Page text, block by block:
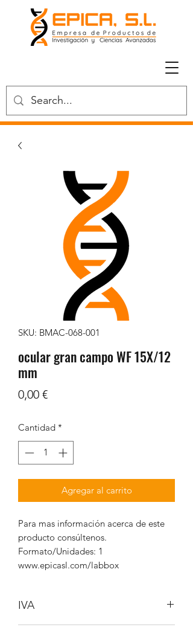
SKU: BMAC-068-001
ocular gran campo WF 15X/12
mm
0,00 €Precio
Cantidad *
Agregar al carrito
Para mas información acerca de este
producto consúltenos.
Formato/Unidades: 1
www.epicasl.com/labbox
IVA